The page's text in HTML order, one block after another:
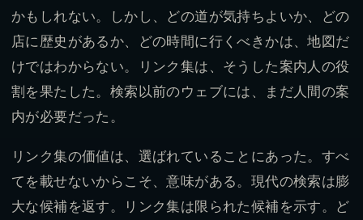
かもしれない。しかし、どの道が気持ちよいか、どの
店に歴史があるか、どの時間に行くべきかは、地図だ
けではわからない。リンク集は、そうした案内人の役
割を果たした。検索以前のウェブには、まだ人間の案
内が必要だった。
リンク集の価値は、選ばれていることにあった。すべ
てを載せないからこそ、意味がある。現代の検索は膨
大な候補を返す。リンク集は限られた候補を示す。ど